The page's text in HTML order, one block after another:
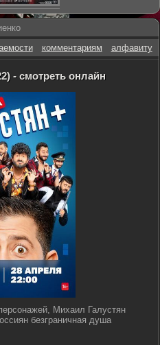
комментариям алфавиту
- смотреть онлайн
Михаил Галустян
безграничная душа